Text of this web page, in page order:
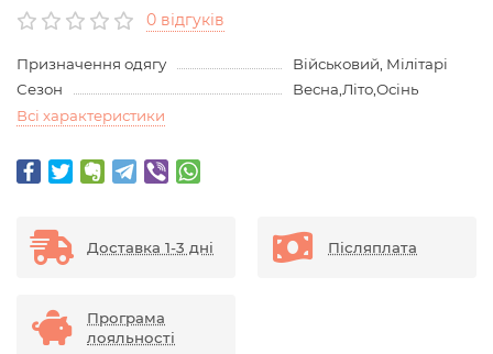
0 відгуків
Призначення одягу
Військовий, Мілітарі
Сезон
Весна,Літо,Осінь
Всі характеристики
Доставка 1-3 дні Післяплата
Програма
лояльності